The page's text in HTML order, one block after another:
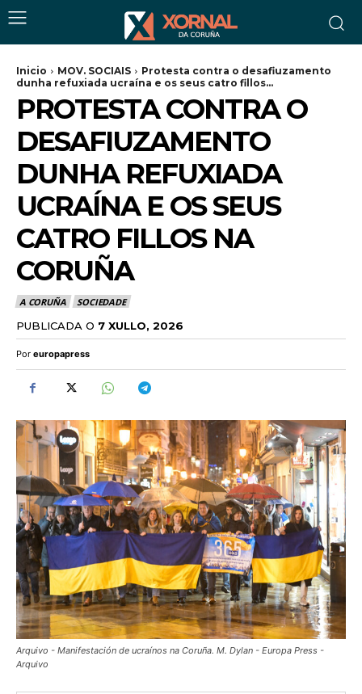
Inicio MOV. SOCIAIS
Protesta contra o desafiuzamento
dunha refuxiada ucraína e os seus catro fillos...
PROTESTA CONTRA O
DESAFIUZAMENTO
DUNHA REFUXIADA
UCRAÍNA E OS SEUS
CATRO FILLOS NA
CORUÑA
A CORUÑA SOCIEDADE
PUBLICADA O 7 XULLO, 2026
Por europapress
Arquivo - Manifestación de ucraínos na Coruña. M. Dylan - Europa Press -
Arquivo